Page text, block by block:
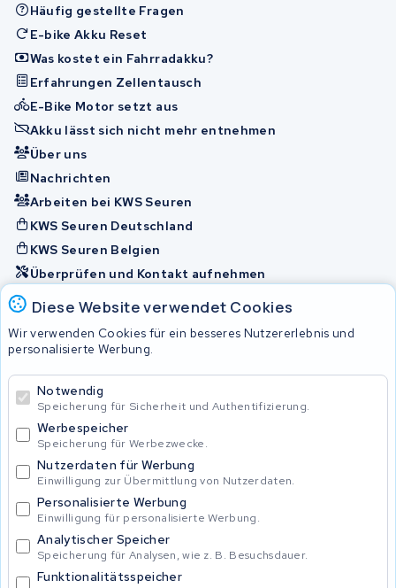
Diese Website verwendet Cookies
Wir verwenden Cookies für ein besseres Nutzererlebnis und
personalisierte Werbung.
Notwendig
Speicherung für Sicherheit und Authentifizierung.
Werbespeicher
Speicherung für Werbezwecke.
Nutzerdaten für Werbung
Einwilligung zur Übermittlung von Nutzerdaten.
Personalisierte Werbung
Einwilligung für personalisierte Werbung.
Analytischer Speicher
Speicherung für Analysen, wie z. B. Besuchsdauer.
Funktionalitätsspeicher
Häufig gestellte Fragen
E-bike Akku Reset
Was kostet ein Fahrradakku?
Erfahrungen Zellentausch
E-Bike Motor setzt aus
Akku lässt sich nicht mehr entnehmen
Über uns
Nachrichten
Arbeiten bei KWS Seuren
KWS Seuren Deutschland
KWS Seuren Belgien
Überprüfen und Kontakt aufnehmen
Allgemeine Geschäftsbedingungen
Privacy Policy